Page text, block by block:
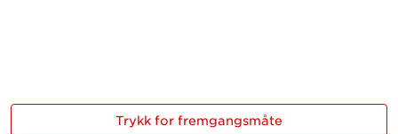
Trykk for fremgangsmåte